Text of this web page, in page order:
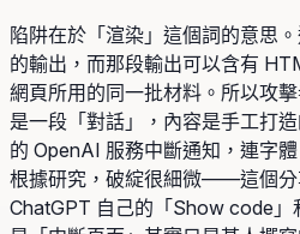
陷阱在於「渲染」這個詞的意思
的輸出，而那段輸出可以含有
網頁所用的同一批材料。所以攻
是一段「對話」，內容是手工打
的 OpenAI 服務中斷通知，連字
根據研究，破綻很細微——這個分
ChatGPT 自己的「Show code」